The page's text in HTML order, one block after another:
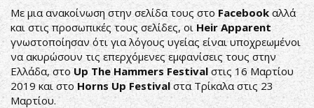
ΤΟΥΣ
UNPLUGGED
VIDEO
Με μια ανακοίνωση στην σελίδα τους στοFacebookαλλά
και στις προσωπικές τους σελίδες, οιHeir Apparent
γνωστοποίησαν ότι για λόγους υγείας είναι υποχρεωμένοι
να ακυρώσουν τις επερχόμενες εμφανίσεις τους στην
Ελλάδα, στοUp The Hammers Festivalστις 16 Μαρτίου
2019 και στοHorns Up Festivalστα Τρίκαλα στις 23
Μαρτίου.